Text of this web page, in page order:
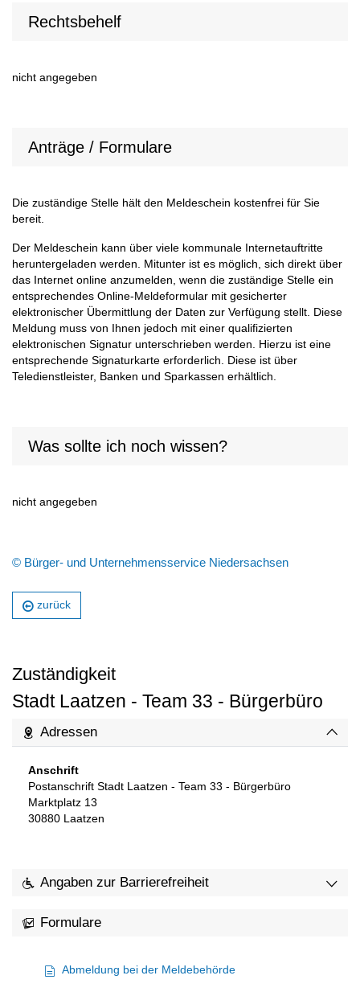
Rechtsbehelf
nicht angegeben
Anträge / Formulare
Die zuständige Stelle hält den Meldeschein kostenfrei für Sie
bereit.
Der Meldeschein kann über viele kommunale Internetauftritte
heruntergeladen werden. Mitunter ist es möglich, sich direkt über
das Internet online anzumelden, wenn die zuständige Stelle ein
entsprechendes Online-Meldeformular mit gesicherter
elektronischer Übermittlung der Daten zur Verfügung stellt. Diese
Meldung muss von Ihnen jedoch mit einer qualifizierten
elektronischen Signatur unterschrieben werden. Hierzu ist eine
entsprechende Signaturkarte erforderlich. Diese ist über
Teledienstleister, Banken und Sparkassen erhältlich.
Was sollte ich noch wissen?
nicht angegeben
© Bürger- und Unternehmensservice Niedersachsen
zurück
Zuständigkeit
Stadt Laatzen - Team 33 - Bürgerbüro
Adressen
Anschrift
Postanschrift Stadt Laatzen - Team 33 - Bürgerbüro
Marktplatz 13
30880 Laatzen
Angaben zur Barrierefreiheit
Formulare
Abmeldung bei der Meldebehörde